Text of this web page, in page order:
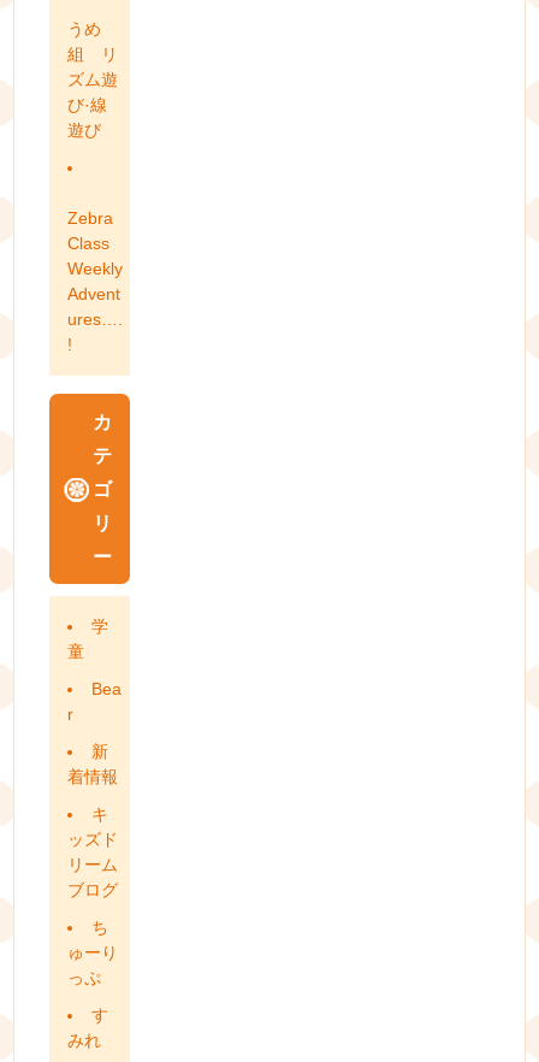
うめ
組 リ
ズム遊
び·線
遊び
Zebra
Class
Weekly
Advent
ures….
!
カ
テ
ゴ
リ
ー
学
童
Bea
r
新
着情報
キ
ッズド
リーム
ブログ
ち
ゅーり
っぷ
す
みれ